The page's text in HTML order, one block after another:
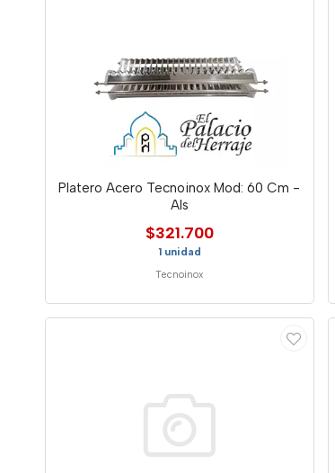
Platero Acero Tecnoinox Mod: 60 Cm -
Als
$321.700
1 unidad
Tecnoinox